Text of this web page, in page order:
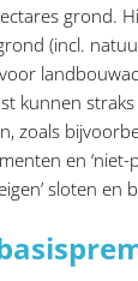
grond.
(incl.
kunnen
zoals
en ‘niet-
sloten en